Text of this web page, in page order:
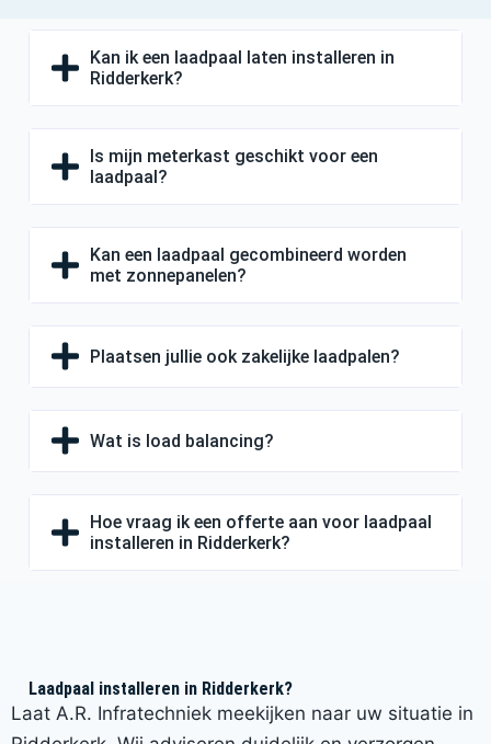
Kan ik een laadpaal laten installeren in
Ridderkerk?
Is mijn meterkast geschikt voor een
laadpaal?
Kan een laadpaal gecombineerd worden
met zonnepanelen?
Plaatsen jullie ook zakelijke laadpalen?
Wat is load balancing?
Hoe vraag ik een offerte aan voor laadpaal
installeren in Ridderkerk?
Laadpaal installeren in Ridderkerk?
Laat A.R. Infratechniek meekijken naar uw situatie in